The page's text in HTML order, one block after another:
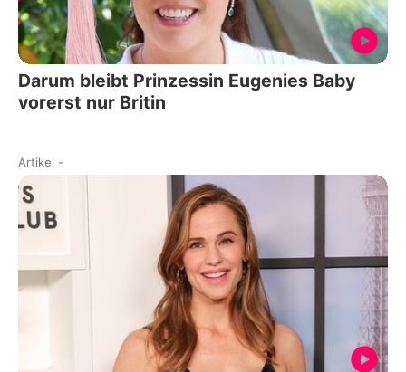
Darum bleibt Prinzessin Eugenies Baby
vorerst nur Britin
Artikel -